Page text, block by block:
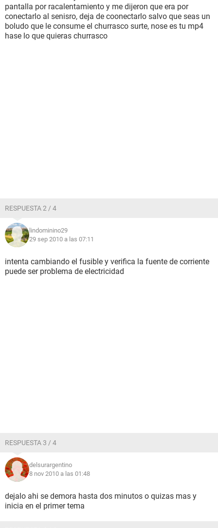
pantalla por racalentamiento y me dijeron que era por
conectarlo al senisro, deja de coonectarlo salvo que seas un
boludo que le consume el churrasco surte, nose es tu mp4
hase lo que quieras churrasco
RESPUESTA 2 / 4
lindominino29
29 sep 2010 a las 07:11
intenta cambiando el fusible y verifica la fuente de corriente
puede ser problema de electricidad
RESPUESTA 3 / 4
delsurargentino
8 nov 2010 a las 01:48
dejalo ahi se demora hasta dos minutos o quizas mas y
inicia en el primer tema